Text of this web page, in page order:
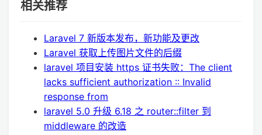
相关推荐
Laravel 7 新版本发布，新功能及更改
Laravel 获取上传图片文件的后缀
laravel 项目安装 https 证书失败：The client
lacks sufficient authorization :: Invalid
response from
laravel 5.0 升级 6.18 之 router::filter 到
middleware 的改造